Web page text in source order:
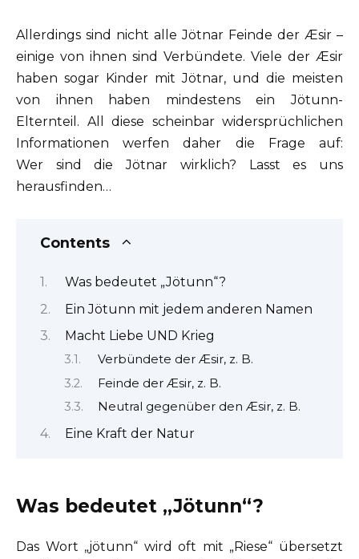
Allerdings sind nicht alle Jötnar Feinde der Æsir –
einige von ihnen sind Verbündete. Viele der Æsir
haben sogar Kinder mit Jötnar, und die meisten
von ihnen haben mindestens ein Jötunn-
Elternteil. All diese scheinbar widersprüchlichen
Informationen werfen daher die Frage auf:
Wer sind die Jötnar wirklich? Lasst es uns
herausfinden…
Contents
Was bedeutet „Jötunn“?
Ein Jötunn mit jedem anderen Namen
Macht Liebe UND Krieg
Verbündete der Æsir, z. B.
Feinde der Æsir, z. B.
Neutral gegenüber den Æsir, z. B.
Eine Kraft der Natur
Was bedeutet „Jötunn“?
Das Wort „jötunn“ wird oft mit „Riese“ übersetzt